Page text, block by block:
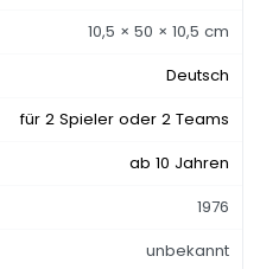
10,5 × 50 × 10,5 cm
Deutsch
für 2 Spieler oder 2 Teams
ab 10 Jahren
1976
unbekannt